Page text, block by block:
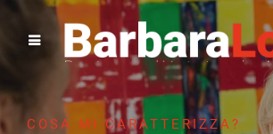
COSA MI CARATTERIZZA?